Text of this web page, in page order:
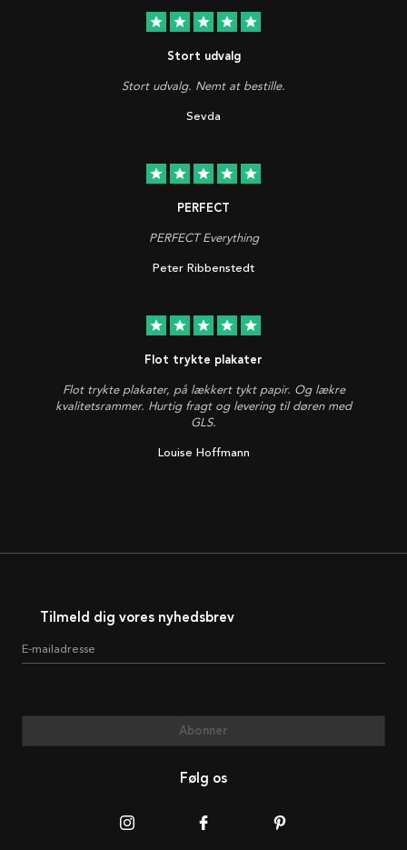
star star star star star
Stort udvalg
Stort udvalg. Nemt at bestille.
Sevda
star star star star star
PERFECT
PERFECT Everything
Peter Ribbenstedt
star star star star star
Flot trykte plakater
Flot trykte plakater, på lækkert tykt papir. Og lækre
kvalitetsrammer. Hurtig fragt og levering til døren med
GLS.
Louise Hoffmann
Tilmeld dig vores nyhedsbrev
E-mailadresse
Abonner
Følg os